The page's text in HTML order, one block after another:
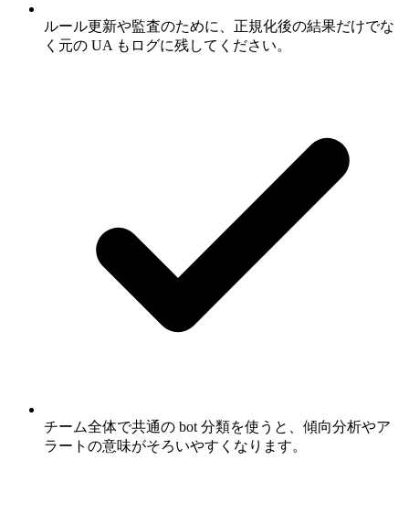
ルール更新や監査のために、正規化後の結果だけでな
く元の UA もログに残してください。
チーム全体で共通の bot 分類を使うと、傾向分析やア
ラートの意味がそろいやすくなります。